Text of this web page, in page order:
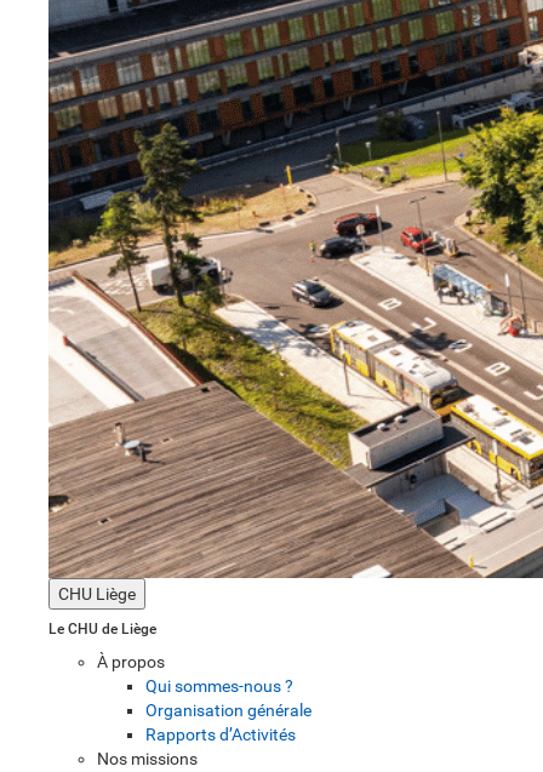
CHU Liège
Le CHU de Liège
À propos
Qui sommes-nous ?
Organisation générale
Rapports d’Activités
Nos missions